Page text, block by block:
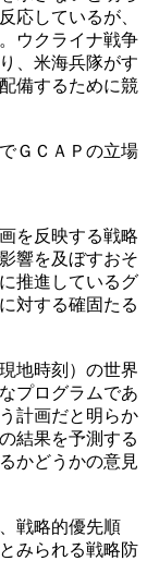
応しているが、
ウクライナ戦争
、米海兵隊がす
備するために競
ＧＣＡＰの立場
を反映する戦略
響を及ぼすおそ
推進しているグ
対する確固たる
地時刻）の世界
プログラムであ
計画だと明らか
結果を予測する
かどうかの意見
戦略的優先順
みられる戦略防